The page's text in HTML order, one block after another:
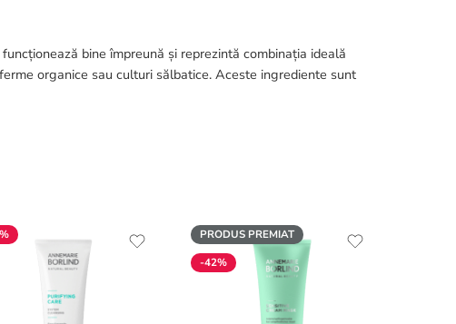
bine împreună și reprezintă combinația ideală
organice sau culturi sălbatice. Aceste ingrediente sunt
PRODUS PREMIAT
-42%